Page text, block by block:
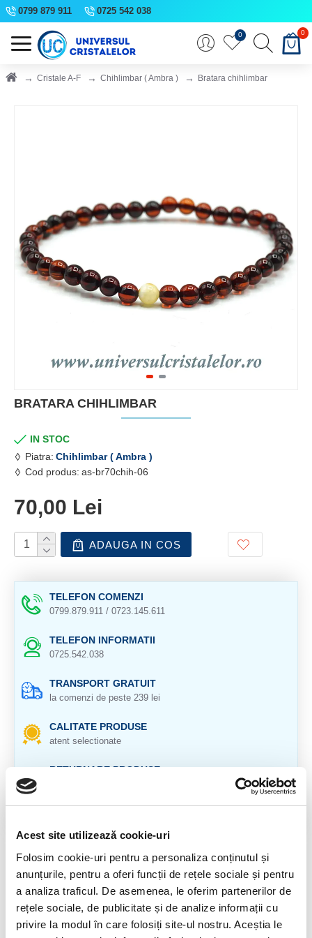
Acest site utilizează cookie-uri
Folosim cookie-uri pentru a personaliza conținutul și
anunțurile, pentru a oferi funcții de rețele sociale și pentru
a analiza traficul. De asemenea, le oferim partenerilor de
rețele sociale, de publicitate și de analize informații cu
privire la modul în care folosiți site-ul nostru. Aceștia le
0799 879 911 0725 542 038
0 0
Cristale A-F Chihlimbar ( Ambra ) Bratara chihlimbar
BRATARA CHIHLIMBAR
IN STOC
Piatra: Chihlimbar ( Ambra )
Cod produs: as-br70chih-06
70,00 Lei
ADAUGA IN COS
TELEFON COMENZI
0799.879.911 / 0723.145.611
TELEFON INFORMATII
0725.542.038
TRANSPORT GRATUIT
la comenzi de peste 239 lei
CALITATE PRODUSE
atent selectionate
RETURNARE PRODUSE
DESCRIERE PRODUS
Cristal natural 100 %.
Lungime : 19 cm.